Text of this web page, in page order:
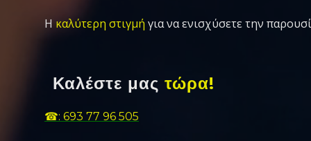
Η καλύτερη στιγμή για να ενισχύσετε την
Καλέστε μας τώρα!
☎: 693 77 96 505